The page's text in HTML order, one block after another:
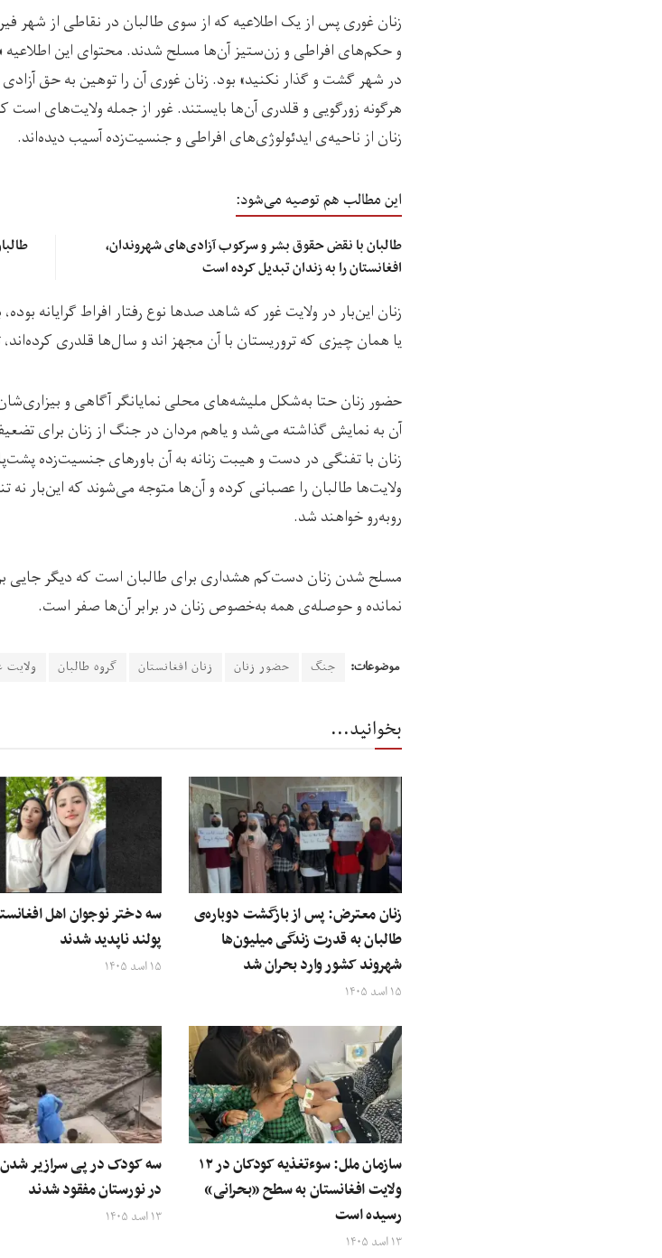
زنان غوری پس از یک اطلاعیه که از سوی طالبان در نقاطی از شهر
و حکم‌های افراطی و زن‌ستیز آن‌ها مسلح شدند. محتوای این اطلاعیه
در شهر گشت و گذار نکنید» بود. زنان غوری آن را توهین به حق
هرگونه زورگویی و قلدری آن‌ها بايستند. غور از جمله ولایت‌های
زنان از ناحیه‌ی ایدئولوژی‌های افراطی و جنسیت‌زده آسیب دیده‌اند.
این مطالب هم توصیه می‌شود:
طالبان با نقض حقوق بشر و سرکوب آزادی‌های شهروندان،
افغانستان را به زندان تبدیل کرده است
زنان این‌بار در ولایت غور که شاهد صدها نوع رفتار افراط گرایانه
یا همان چیزی که تروریستان با آن مجهز اند و سال‌ها قلدری کرده‌اند،
حضور زنان حتا به‌شکل ملیشه‌های محلی نمایانگر آگاهی و
آن به نمایش گذاشته می‌شد و یاهم مردان در جنگ از زنان برای
زنان با تفنگی در دست و هیبت زنانه به آن باورهای جنسیت‌زده
ولایت‌ها طالبان را عصبانی کرده و آن‌ها متوجه می‌شوند که این‌بار نه
روبه‌رو خواهند شد.
مسلح شدن زنان دست‌کم هشداری برای طالبان است که دیگر جایی
نمانده و حوصله‌ی همه به‌خصوص زنان در برابر آن‌ها صفر است.
موضوعات: جنگ حضور زنان زنان افغانستان گروه طالبان ولایت
بخوانید...
زنان معترض: پس از بازگشت دوباره‌ی
طالبان به قدرت زندگی میلیون‌ها
شهروند کشور وارد بحران شد
۱۵ اسد ۱۴۰۵
سه دختر نوجوان اهل
پولند ناپدید شدند
۱۵ اسد ۱۴۰۵
سازمان ملل: سوءتغذیه کودکان در ۱۲
ولایت‌ افغانستان به سطح «بحرانی»
رسیده است
۱۳ اسد ۱۴۰۵
سه کودک در پی سرازیر
در نورستان مفقود شدند
۱۳ اسد ۱۴۰۵